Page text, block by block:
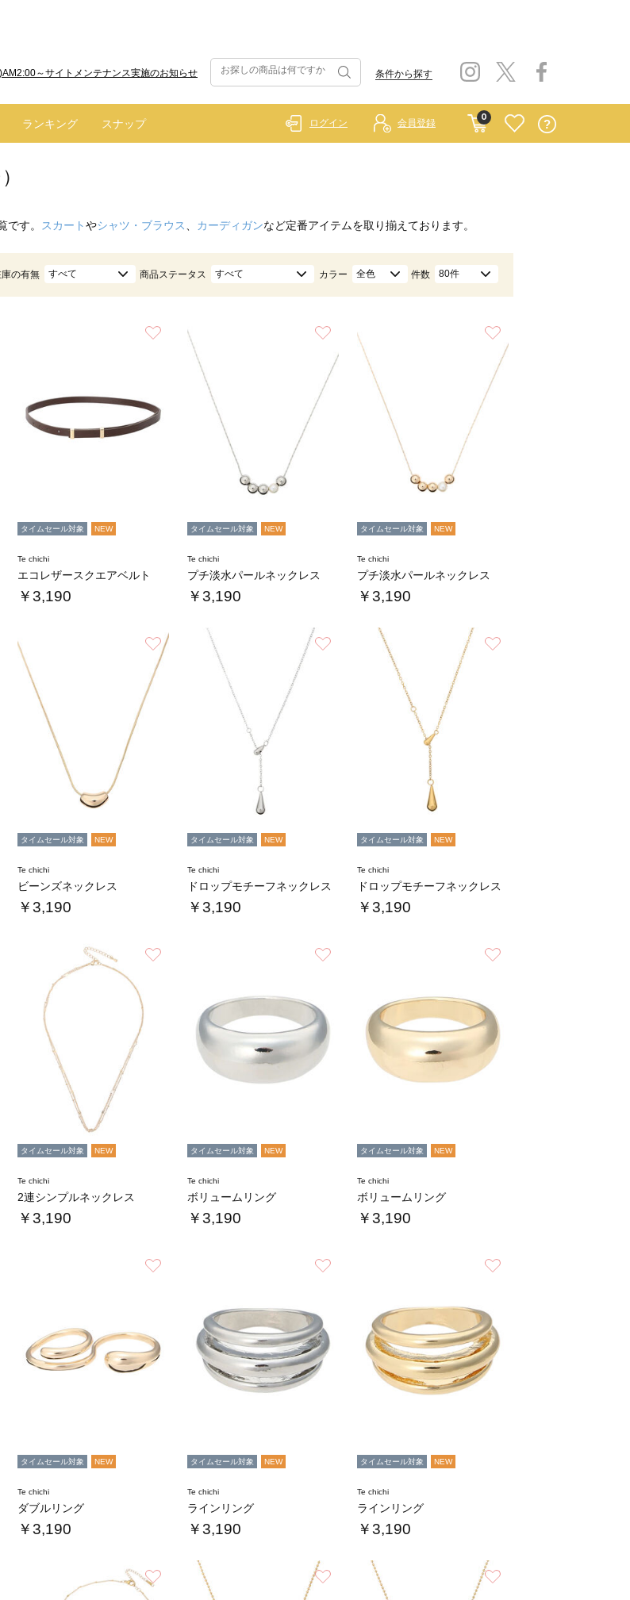
～サイトメンテナンス実施のお知らせ
せ】ヤマト運輸の配送遅延・停止について 条件から探す
ランキング スナップ
0
ログイン 会員登録
です。 スカートやシャツ・ブラウス カーディガンなど定番アイテムを取り揃えております。
の有無 すべて 商品ステータス すべて カラー 全色 件数 80件
お気に入り
タイムセール対象 NEW
Te chichi
エコレザースクエアベルト
￥3,190
タイムセール対象 NEW
Te chichi
プチ淡水パールネックレス
￥3,190
タイムセール対象 NEW
Te chichi
プチ淡水パールネックレス
￥3,190
気に入り お気に入り
タイムセール対象 NEW
Te chichi
ビーンズネックレス
￥3,190
タイムセール対象 NEW
Te chichi
ドロップモチーフネックレス
￥3,190
タイムセール対象 NEW
Te chichi
ドロップモチーフネックレス
￥3,190
タイムセール対象 NEW
Te chichi
2連シンプルネックレス
￥3,190
タイムセール対象 NEW
Te chichi
ボリュームリング
￥3,190
タイムセール対象 NEW
Te chichi
ボリュームリング
￥3,190
タイムセール対象 NEW
Te chichi
ダブルリング
￥3,190
タイムセール対象 NEW
Te chichi
ラインリング
￥3,190
タイムセール対象 NEW
Te chichi
ラインリング
￥3,190
お気に入り お気に入り